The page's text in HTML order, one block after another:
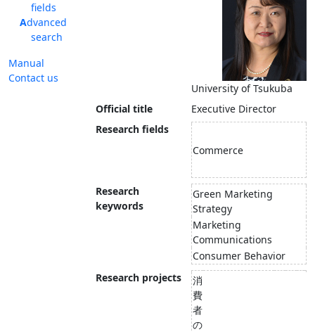
fields
Advanced
search
Manual
Contact us
University of Tsukuba
Official title
Executive Director
Research fields
Commerce
Research
keywords
Green Marketing
Strategy
Marketing
Communications
Consumer Behavior
Research projects
消
費
者
の